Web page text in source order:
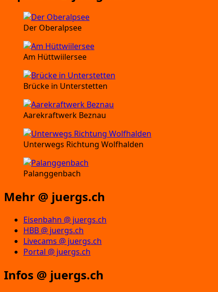
Der Oberalpsee
Am Hüttwiilersee
Brücke in Unterstetten
Aarekraftwerk Beznau
Unterwegs Richtung Wolfhalden
Palanggenbach
Mehr @ juergs.ch
Eisenbahn @ juergs.ch
HBB @ juergs.ch
Livecams @ juergs.ch
Portal @ juergs.ch
Infos @ juergs.ch